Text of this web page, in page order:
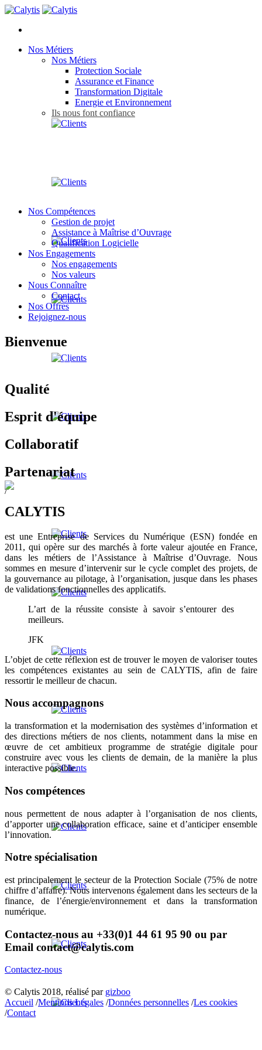
Nos Métiers
Nos Métiers
Protection Sociale
Assurance et Finance
Transformation Digitale
Energie et Environnement
Ils nous font confiance
Nos Compétences
Gestion de projet
Assistance à Maîtrise d’Ouvrage
Qualification Logicielle
Nos Engagements
Nos engagements
Nos valeurs
Nous Connaître
Contact
Nos Offres
Rejoignez-nous
Bienvenue
Créer votre expérience
Qualité
Esprit d'équipe
Collaboratif
Partenariat
/
CALYTIS
est une Entreprise de Services du Numérique (ESN) fondée en
2011, qui opère sur des marchés à forte valeur ajoutée en France,
dans les métiers de l’Assistance à Maîtrise d’Ouvrage. Nous
sommes en mesure d’intervenir sur le cycle complet des projets, de
la gouvernance au pilotage, à l’organisation, jusque dans les phases
de validations fonctionnelles des applicatifs.
L’art de la réussite consiste à savoir s’entourer des
meilleurs.
JFK
L’objet de cette réflexion est de trouver le moyen de valoriser toutes
les compétences existantes au sein de CALYTIS, afin de faire
ressortir le meilleur de chacun.
Nous accompagnons
la transformation et la modernisation des systèmes d’information et
des directions métiers de nos clients, notamment dans la mise en
œuvre de cet ambitieux programme de stratégie digitale pour
construire avec vous les clients de demain, de la manière la plus
interactive possible.
Nos compétences
nous permettent de nous adapter à l’organisation de nos clients,
d’apporter une collaboration efficace, saine et d’anticiper ensemble
l’innovation.
Notre spécialisation
est principalement le secteur de la Protection Sociale (75% de notre
chiffre d’affaire). Nous intervenons également dans les secteurs de la
finance, de l’énergie/environnement et dans la transformation
numérique.
Contactez-nous au +33(0)1 44 61 95 90 ou par
Email contact@calytis.com
Contactez-nous
© Calytis 2018, réalisé par gizboo
Accueil /Mentions Légales /Données personnelles /Les cookies
/Contact